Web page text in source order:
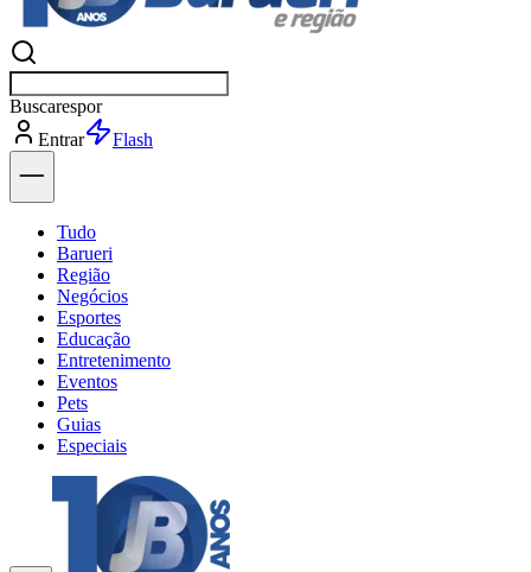
Buscarno
Entrar
Explorar
Tudo
Barueri
Região
Negócios
Esportes
Educação
Entretenimento
Eventos
Pets
Guias
Especiais
Explore Tudo
Últimas Notícias
Previsão do Tempo
Trânsito e Rotas